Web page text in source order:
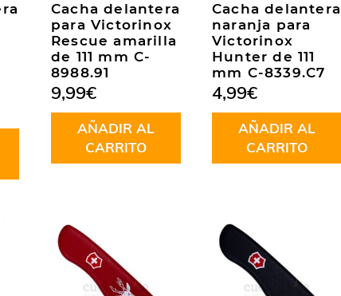
Cacha delantera
para Victorinox
Rescue amarilla
de 111 mm C-
8988.91
9,99€
AÑADIR AL
CARRITO
Cacha delantera
naranja para
Victorinox
Hunter de 111
mm C-8339.C7
4,99€
AÑADIR AL
CARRITO